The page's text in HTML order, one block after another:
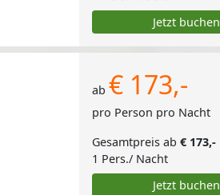
Jetzt buchen
ab€ 173,-
pro Person pro Nacht
Gesamtpreis ab€ 173,-
1 Pers./ Nacht
Jetzt buchen